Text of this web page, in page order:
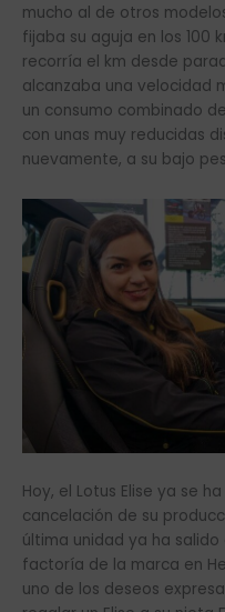
mucho al de otros
fijaba su aguja en los 100
recorría el km desde
alcanzaba una velocidad
un consumo combinado
con unas muy reducidas
nuevamente, a su bajo
Hoy, el Lotus Elise ya se
cancelación de su
última unidad ya ha
factoría de la marca en
uno de los deseos